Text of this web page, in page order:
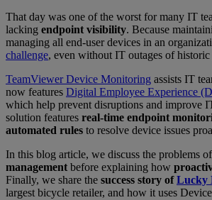
That day was one of the worst for many IT
lacking endpoint visibility. Because
managing all end-user devices in an
challenge, even without IT outages of
TeamViewer Device Monitoring assists IT
now features Digital Employee Experience
which help prevent disruptions and improve
solution features real-time endpoint
automated rules to resolve device issues
In this blog article, we discuss the problems of
management before explaining how
Finally, we share the success story ofLucky
largest bicycle retailer, and how it uses